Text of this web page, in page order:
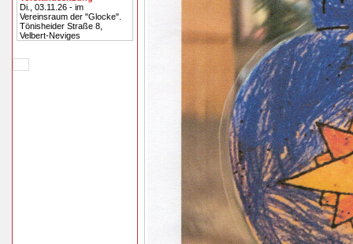
Di., 03.11.26 - im
Vereinsraum der "Glocke".
Tönisheider Straße 8,
Velbert-Neviges